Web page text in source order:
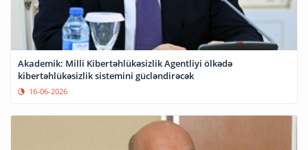
Akademik: Milli Kibertəhlükəsizlik Agentliyi ölkədə
kibertəhlükəsizlik sistemini gücləndirəcək
16-06-2026